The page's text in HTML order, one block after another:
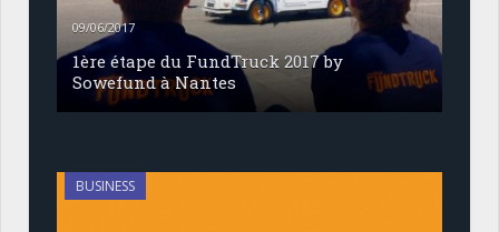
09/06/2017
1ère étape du FundTruck 2017 by
Sowefund à Nantes
BUSINESS